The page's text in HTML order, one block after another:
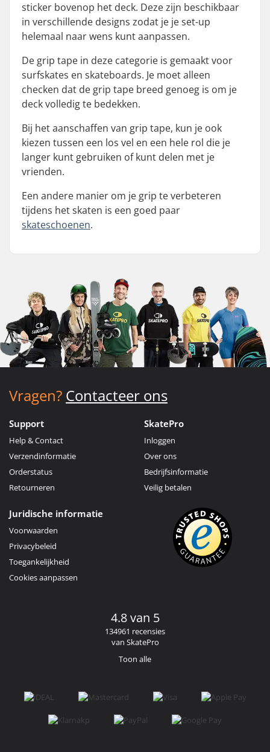
sticker bovenop het deck. Deze zijn beschikbaar
in verschillende designs zodat je je set-up
helemaal naar wens kunt aanpassen.
De grip tape in deze categorie is gemaakt voor
surfskates en skateboards. Je moet alleen
checken dat de grip tape breed genoeg is om je
deck volledig te bedekken.
Bij het aanschaffen van grip tape, kun je ook
kiezen tussen een los vel en een hele rol die je
langer kunt gebruiken of kunt delen met je
vrienden.
Een andere manier om je grip te verbeteren
tijdens het skaten is een goed paar
skateschoenen.
Vragen? Contacteer ons
Support
Help & Contact
Verzendinformatie
Orderstatus
Retourneren
SkatePro
Inloggen
Over ons
Bedrijfsinformatie
Veilig betalen
Juridische informatie
Voorwaarden
Privacybeleid
Toegankelijkheid
Cookies aanpassen
4.8 van 5
134961 recensies
van SkatePro
Toon alle